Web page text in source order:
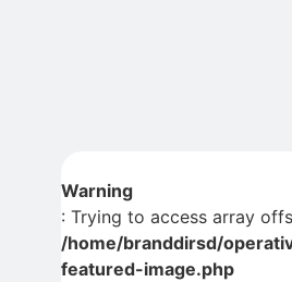
Warning
: Trying to access array
/home/branddirsd/
featured-image.php